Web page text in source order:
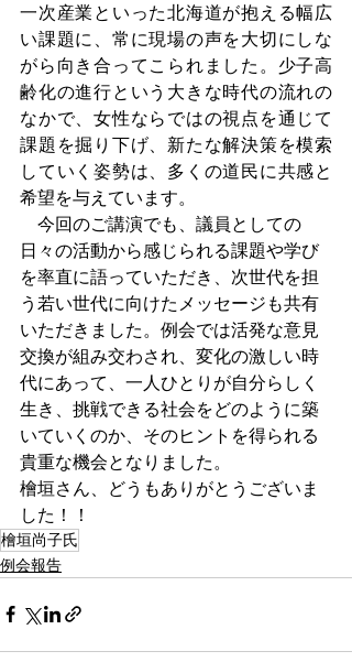
一次産業といった北海道が抱える幅広
い課題に、常に現場の声を大切にしな
がら向き合ってこられました。少子高
齢化の進行という大きな時代の流れの
なかで、女性ならではの視点を通じて
課題を掘り下げ、新たな解決策を模索
していく姿勢は、多くの道民に共感と
希望を与えています。
今回のご講演でも、議員としての
日々の活動から感じられる課題や学び
を率直に語っていただき、次世代を担
う若い世代に向けたメッセージも共有
いただきました。例会では活発な意見
交換が組み交わされ、変化の激しい時
代にあって、一人ひとりが自分らしく
生き、挑戦できる社会をどのように築
いていくのか、そのヒントを得られる
貴重な機会となりました。
檜垣さん、どうもありがとうございま
した！！
檜垣尚子氏
例会報告